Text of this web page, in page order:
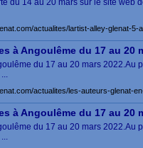
du 14 au 20 mars sur le site
actualites/lartist-alley-glenat-
à Angoulême du 17 au 20
du 17 au 20 mars
actualites/les-auteurs-glenat-
à Angoulême du 17 au 20
du 17 au 20 mars